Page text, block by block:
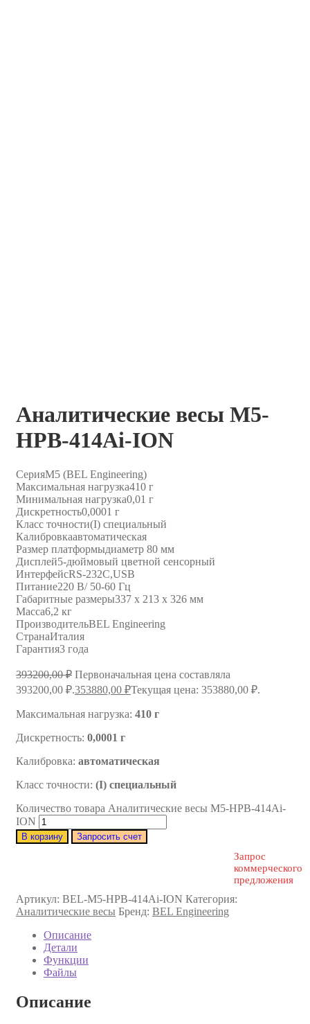
Аналитические весы M5-
HPB-414Ai-ION
СерияM5 (BEL Engineering)
Максимальная нагрузка410 г
Минимальная нагрузка0,01 г
Дискретность0,0001 г
Класс точности(I) специальный
Калибровкаавтоматическая
Размер платформыдиаметр 80 мм
Дисплей5-дюймовый цветной сенсорный
ИнтерфейсRS-232C,USB
Питание220 В/ 50-60 Гц
Габаритные размеры337 х 213 х 326 мм
Масса6,2 кг
ПроизводительBEL Engineering
СтранаИталия
Гарантия3 года
393200,00₽ Первоначальная цена составляла
393200,00 ₽.353880,00 ₽Текущая цена: 353880,00 ₽.
Максимальная нагрузка: 410 г
Дискретность: 0,0001 г
Калибровка: автоматическая
Класс точности: (I) специальный
Количество товара Аналитические весы M5-HPB-414Ai-
ION
В корзину Запросить счет
Запрос
коммерческого
предложения
Артикул: BEL-M5-HPB-414Ai-ION Категория:
Аналитические весы Бренд: BEL Engineering
Описание
Детали
Функции
Файлы
Описание